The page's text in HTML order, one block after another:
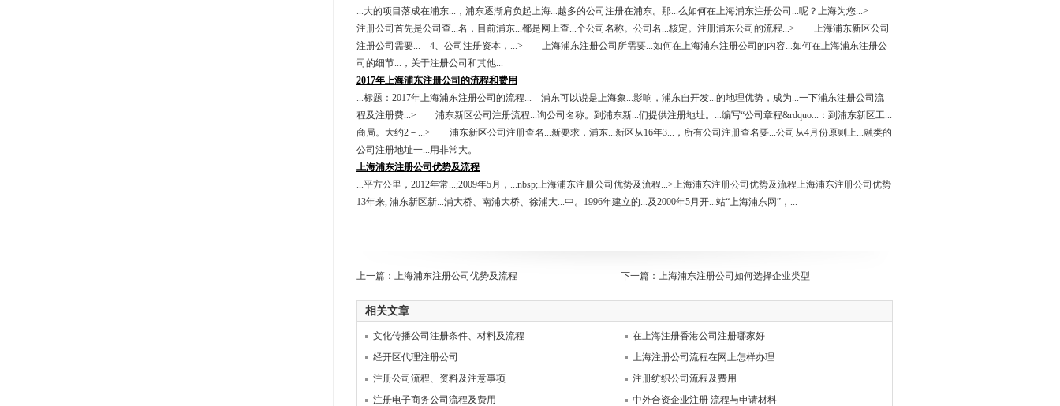
...大的项目落成在浦东...，浦东逐渐肩负起上海...越多的公司注册在浦东。那...么如何在上海浦东注册公司...呢？上海为您...>
注册公司首先是公司查...名，目前浦东...都是网上查...个公司名称。公司名...核定。注册浦东公司的流程...> 上海浦东新区公司
注册公司需要... 4、公司注册资本，...> 上海浦东注册公司所需要...如何在上海浦东注册公司的内容...如何在上海浦东注册公
司的细节...，关于注册公司和其他...
2017年上海浦东注册公司的流程和费用
...标题：2017年上海浦东注册公司的流程... 浦东可以说是上海象...影响，浦东自开发...的地理优势，成为...一下浦东注册公司流
程及注册费...> 浦东新区公司注册流程...询公司名称。到浦东新...们提供注册地址。...编写“公司章程&rdquo...：到浦东新区工...
商局。大约2－...> 浦东新区公司注册查名...新要求，浦东...新区从16年3...，所有公司注册查名要...公司从4月份原则上...融类的
公司注册地址一...用非常大。
上海浦东注册公司优势及流程
...平方公里，2012年常...;2009年5月，...nbsp;上海浦东注册公司优势及流程...>上海浦东注册公司优势及流程上海浦东注册公司优势
13年来, 浦东新区新...浦大桥、南浦大桥、徐浦大...中。1996年建立的...及2000年5月开...站“上海浦东网”，...
上一篇： 上海浦东注册公司优势及流程 下一篇： 上海浦东注册公司如何选择企业类型
相关文章
文化传播公司注册条件、材料及流程
在上海注册香港公司注册哪家好
经开区代理注册公司
上海注册公司流程在网上怎样办理
注册公司流程、资料及注意事项
注册纺织公司流程及费用
注册电子商务公司流程及费用
中外合资企业注册 流程与申请材料